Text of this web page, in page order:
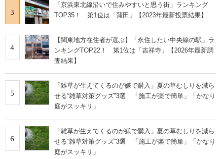
3
「京浜東北線沿いで住みやすいと思う街」ランキング
TOP35！ 第1位は「蒲田」【2023年最新投票結果】
4
【関東地方在住者が選ぶ】「永住したい中央線の駅」ラ
ンキングTOP22！ 第1位は「吉祥寺」【2026年最新調
査結果】
5
「雑草が生えてくるのが嫌で購入」夏の草むしりを減ら
せる“雑草対策グッズ”3選 「施工が楽で簡単」「かなり
庭がスッキリ」
6
「雑草が生えてくるのが嫌で購入」夏の草むしりを減ら
せる“雑草対策グッズ”3選 「施工が楽で簡単」「かなり
庭がスッキリ」